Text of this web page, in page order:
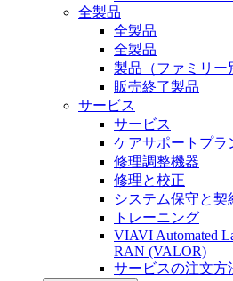
全製品
全製品
全製品
製品（ファミリー
販売終了製品
サービス
サービス
ケアサポートプラ
修理調整機器
修理と校正
システム保守と契
トレーニング
VIAVI Automated
RAN (VALOR)
サービスの注文方